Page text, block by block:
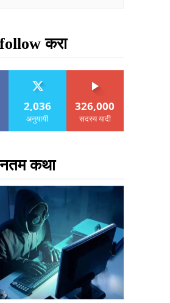
करा
2,036
अनुयायी
326,000
सदस्य यादी
कथा